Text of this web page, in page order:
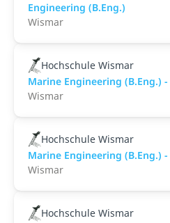
Engineering (B.Eng.)
Wismar
Hochschule Wismar
Marine Engineering (B.Eng.) -
Wismar
Hochschule Wismar
Marine Engineering (B.Eng.) -
Wismar
Hochschule Wismar